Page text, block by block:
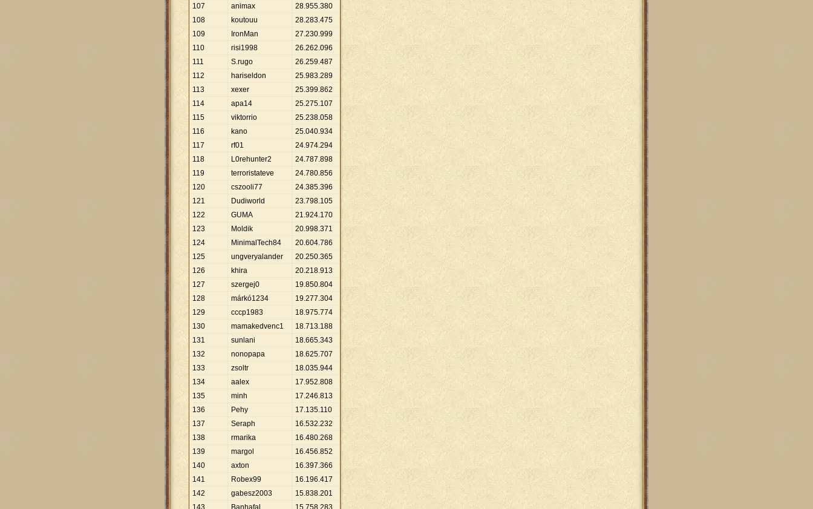
107
animax 28.955.380
108
koutouu 28.283.475
109
IronMan 27.230.999
110
risi1998 26.262.096
111
S.rugo 26.259.487
112
hariseldon 25.983.289
113
xexer 25.399.862
114
apa14 25.275.107
115
viktorrio 25.238.058
116
kano 25.040.934
117
rf01 24.974.294
118
L0rehunter2 24.787.898
119
terroristateve 24.780.856
120
cszooli77 24.385.396
121
Dudiworld 23.798.105
122
GUMA 21.924.170
123
Moldik 20.998.371
124
MinimalTech84 20.604.786
125
ungveryalander 20.250.365
126
khira 20.218.913
127
szergej0 19.850.804
128
márkó1234 19.277.304
129
cccp1983 18.975.774
130
mamakedvenc1 18.713.188
131
sunlani 18.665.343
132
nonopapa 18.625.707
133
zsoltr 18.035.944
134
aalex 17.952.808
135
minh 17.246.813
136
Pehy 17.135.110
137
Seraph 16.532.232
138
rmarika 16.480.268
139
margol 16.456.852
140
axton 16.397.366
141
Robex99 16.196.417
142
gabesz2003 15.838.201
143
Banhafal 15 758 283